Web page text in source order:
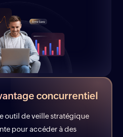
concurrentiel
outil de veille stratégique
pour accéder à des